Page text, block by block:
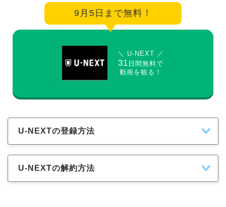
9月5日まで無料！
＼ U-NEXT ／
31 日間無料で
動画を観る！
U-NEXTの登録方法
U-NEXTの解約方法